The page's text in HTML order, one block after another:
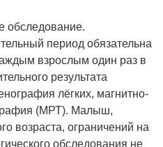
обследование.
период обязательна
взрослым один раз в
результата
лёгких, магнитно-
(МРТ). Малыш,
возраста, ограничений на
обследования не